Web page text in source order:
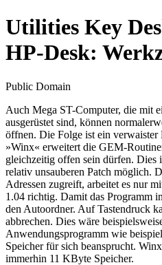
Utilities Key
HP-Desk:
Public Domain
Auch Mega ST-Computer, die mit
ausgerüstet sind, können
öffnen. Die Folge ist ein verwaister
»Winx« erweitert die GEM-
gleichzeitig offen sein dürfen. Dies
relativ unsauberen Patch möglich.
Adressen zugreift, arbeitet es nur
1.04 richtig. Damit das Programm
den Autoordner. Auf Tastendruck
abbrechen. Dies wäre
Anwendungsprogramm wie
Speicher für sich beansprucht.
immerhin 11 KByte Speicher.